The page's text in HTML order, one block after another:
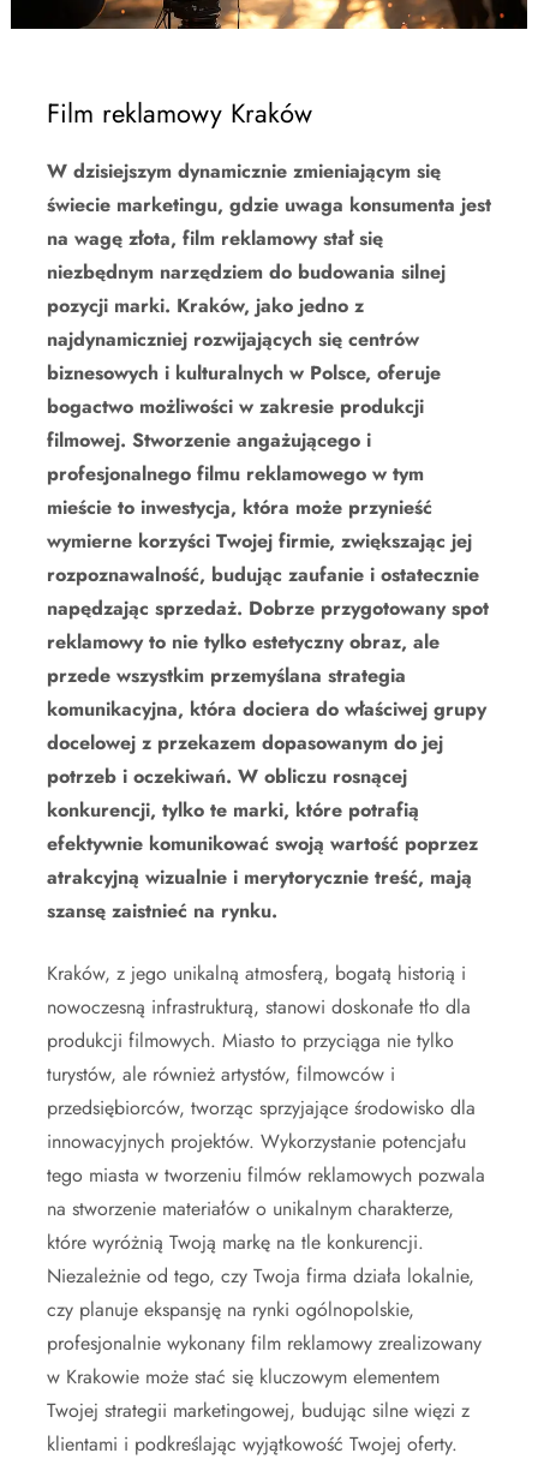
Film reklamowy Kraków
W dzisiejszym dynamicznie zmieniającym się
świecie marketingu, gdzie uwaga konsumenta jest
na wagę złota, film reklamowy stał się
niezbędnym narzędziem do budowania silnej
pozycji marki. Kraków, jako jedno z
najdynamiczniej rozwijających się centrów
biznesowych i kulturalnych w Polsce, oferuje
bogactwo możliwości w zakresie produkcji
filmowej. Stworzenie angażującego i
profesjonalnego filmu reklamowego w tym
mieście to inwestycja, która może przynieść
wymierne korzyści Twojej firmie, zwiększając jej
rozpoznawalność, budując zaufanie i ostatecznie
napędzając sprzedaż. Dobrze przygotowany spot
reklamowy to nie tylko estetyczny obraz, ale
przede wszystkim przemyślana strategia
komunikacyjna, która dociera do właściwej grupy
docelowej z przekazem dopasowanym do jej
potrzeb i oczekiwań. W obliczu rosnącej
konkurencji, tylko te marki, które potrafią
efektywnie komunikować swoją wartość poprzez
atrakcyjną wizualnie i merytorycznie treść, mają
szansę zaistnieć na rynku.
Kraków, z jego unikalną atmosferą, bogatą historią i
nowoczesną infrastrukturą, stanowi doskonałe tło dla
produkcji filmowych. Miasto to przyciąga nie tylko
turystów, ale również artystów, filmowców i
przedsiębiorców, tworząc sprzyjające środowisko dla
innowacyjnych projektów. Wykorzystanie potencjału
tego miasta w tworzeniu filmów reklamowych pozwala
na stworzenie materiałów o unikalnym charakterze,
które wyróżnią Twoją markę na tle konkurencji.
Niezależnie od tego, czy Twoja firma działa lokalnie,
czy planuje ekspansję na rynki ogólnopolskie,
profesjonalnie wykonany film reklamowy zrealizowany
w Krakowie może stać się kluczowym elementem
Twojej strategii marketingowej, budując silne więzi z
klientami i podkreślając wyjątkowość Twojej oferty.